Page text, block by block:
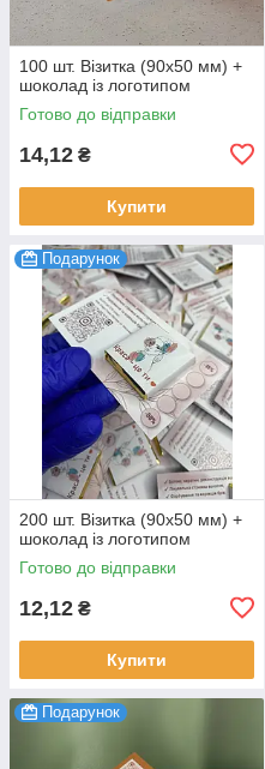
100 шт. Візитка (90х50 мм) +
шоколад із логотипом
Готово до відправки
14,12 ₴
Купити
Подарунок
200 шт. Візитка (90х50 мм) +
шоколад із логотипом
Готово до відправки
12,12 ₴
Купити
Подарунок